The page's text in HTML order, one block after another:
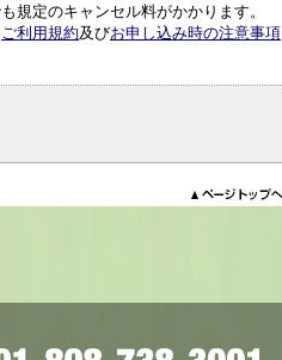
規定のキャンセル料がかかります。
ご利用規約及びお申し込み時の注意事項